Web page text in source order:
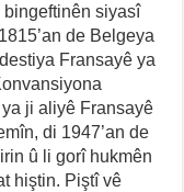
bingeftinên siyasî
de Belgeya
Fransayê ya
ji aliyê Fransayê
di 1947’an de
û li gorî hukmên
hiştin. Piştî vê